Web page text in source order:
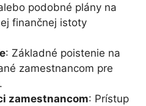
podobné plány na
finančnej istoty
: Základné poistenie na
zamestnancom pre
zamestnancom: Prístup